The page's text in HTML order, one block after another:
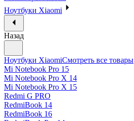
Ноутбуки Xiaomi
Назад
Ноутбуки XiaomiСмотреть все товары
Mi Notebook Pro 15
Mi Notebook Pro X 14
Mi Notebook Pro X 15
Redmi G PRO
RedmiBook 14
RedmiBook 16